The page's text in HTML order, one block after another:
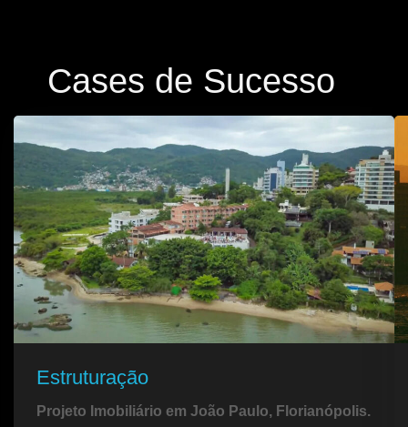
Cases de Sucesso
Estruturação
Projeto Imobiliário em João Paulo, Florianópolis.